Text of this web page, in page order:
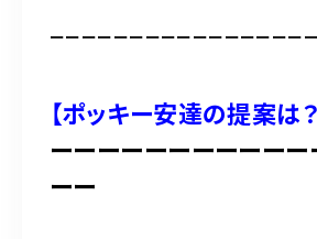
ーーーーーーーーーーーーーーーー
【ポッキー安達の提案は？
ーーーーーーーーーー
ーー